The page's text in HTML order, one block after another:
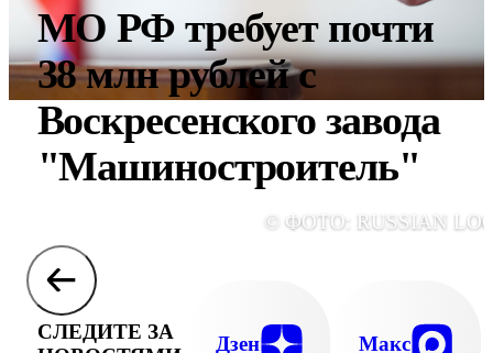
МО РФ требует почти
38 млн рублей с
Воскресенского завода
"Машиностроитель"
© ФОТО: RUSSIAN
СЛЕДИТЕ ЗА
Дзен Макс